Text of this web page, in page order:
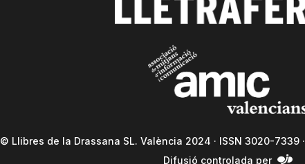
© Llibres de la Drassana SL. València 2024 · ISSN 3020-7339 ·
Difusió controlada per